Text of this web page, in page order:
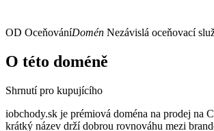
OD OceňováníDomén Nezávislá oceňovací
O této doméně
Shrnutí pro kupujícího
iobchody.sk je prémiová doména na prodej na
krátký název drží dobrou rovnováhu mezi